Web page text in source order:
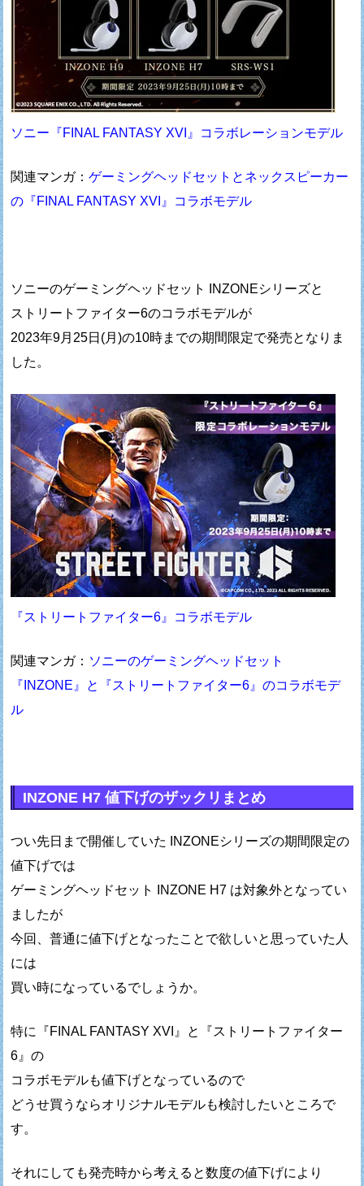
ソニー『FINAL FANTASY XVI』コラボレーションモデル
関連マンガ：ゲーミングヘッドセットとネックスピーカー
の『FINAL FANTASY XVI』コラボモデル
ソニーのゲーミングヘッドセット INZONEシリーズと
ストリートファイター6のコラボモデルが
2023年9月25日(月)の10時までの期間限定で発売となりま
した。
『ストリートファイター6』コラボモデル
関連マンガ： ソニーのゲーミングヘッドセット
『INZONE』と『ストリートファイター6』のコラボモデ
ル
INZONE H7 値下げのザックリまとめ
つい先日まで開催していた INZONEシリーズの期間限定の
値下げでは
ゲーミングヘッドセット INZONE H7 は対象外となってい
ましたが
今回、普通に値下げとなったことで欲しいと思っていた人
には
買い時になっているでしょうか。
特に『FINAL FANTASY XVI』と『ストリートファイター
6』の
コラボモデルも値下げとなっているので
どうせ買うならオリジナルモデルも検討したいところで
す。
それにしても発売時から考えると数度の値下げにより